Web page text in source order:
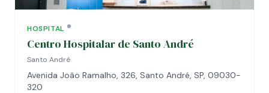
HOSPITAL
Centro Hospitalar de Santo André
Santo André
Avenida João Ramalho, 326, Santo André, SP, 09030-
320